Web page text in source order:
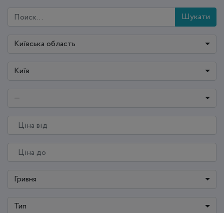
Шукати
Київська область
Київ
—
Гривня
Тип